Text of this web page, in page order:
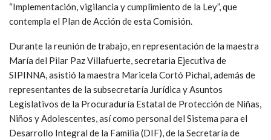
“Implementación, vigilancia y cumplimiento de la Ley”, que
contempla el Plan de Acción de esta Comisión.
Durante la reunión de trabajo, en representación de la maestra
María del Pilar Paz Villafuerte, secretaria Ejecutiva de
SIPINNA, asistió la maestra Maricela Cortó Pichal, además de
representantes de la subsecretaría Jurídica y Asuntos
Legislativos de la Procuraduría Estatal de Protección de Niñas,
Niños y Adolescentes, así como personal del Sistema para el
Desarrollo Integral de la Familia (DIF), de la Secretaría de